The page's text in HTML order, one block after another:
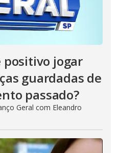
positivo jogar
guardadas de
passado?
Geral com Eleandro